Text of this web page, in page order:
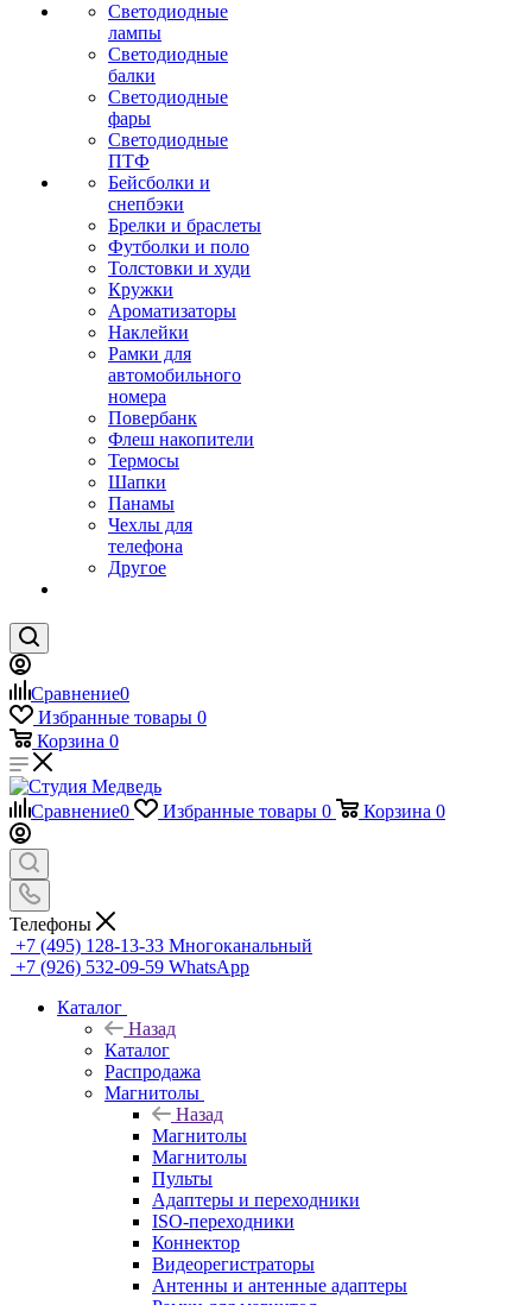
Светодиодные
лампы
Светодиодные
балки
Светодиодные
фары
Светодиодные
ПТФ
Бейсболки и
снепбэки
Брелки и браслеты
Футболки и поло
Толстовки и худи
Кружки
Ароматизаторы
Наклейки
Рамки для
автомобильного
номера
Повербанк
Флеш накопители
Термосы
Шапки
Панамы
Чехлы для
телефона
Другое
Сравнение0
Избранные товары 0
Корзина 0
Сравнение0 Избранные товары 0 Корзина 0
Телефоны
+7 (495) 128-13-33 Многоканальный
+7 (926) 532-09-59 WhatsApp
Каталог
Назад
Каталог
Распродажа
Магнитолы
Назад
Магнитолы
Магнитолы
Пульты
Адаптеры и переходники
ISO-переходники
Коннектор
Видеорегистраторы
Антенны и антенные адаптеры